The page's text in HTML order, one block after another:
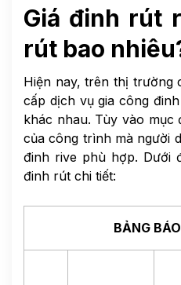
Giá đinh rút
rút bao
Hiện nay, trên thị trường
cấp dịch vụ gia công
khác nhau. Tùy vào mục
của công trình mà người
đinh rive phù hợp. Dưới
đinh rút chi tiết:
BẢNG